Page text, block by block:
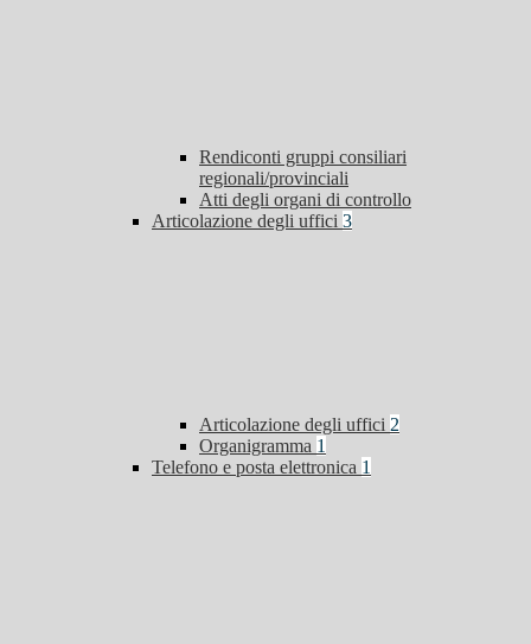
Rendiconti gruppi consiliari
regionali/provinciali
Atti degli organi di controllo
Articolazione degli uffici 3
Articolazione degli uffici 2
Organigramma 1
Telefono e posta elettronica 1